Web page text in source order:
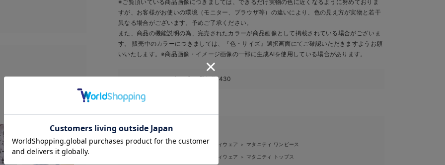
ー
ボタ
ー
乳
ニットパーカー ル
ームウェア マタニ
ティ・授乳服 【出
※ご覧頂いている商品画像につきましては、できるだけ実物の色に近くなるように努めておりま
すが、 お客様がお使いの環境（モニター、ブラウザ等）の違いにより、色の見え方が実物と若干
異なる場合がございます。予めご了承ください。
また、商品の機能説明の為、完売されたカラーが商品画像として掲載されている場合がございま
す。 販売中のカラーにつきましては、『色・サイズ』選択画面にてご確認いただきますようお願
いいたします。 ※商品画像・イメージ画像の一部に生成AIを使用している場合があります。
このアイテムのお気に入り登録数 430
マタニティ・授乳服 全商品＞ マタニティウェア ＞ マタニティ ワンピース
マタニティウェア ＞ マタニティ トップス
カートへ進む
RELATED ITEMS
関連商品
お気に入り商品を確認する